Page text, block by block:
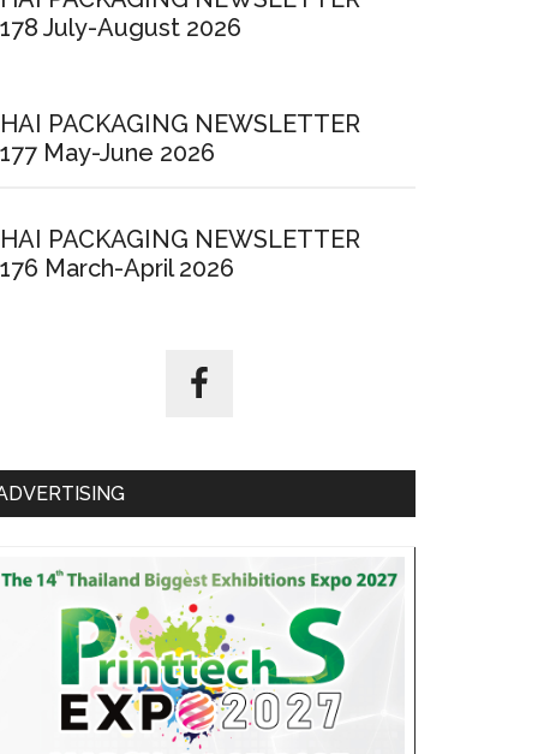
July-August 2026
PACKAGING NEWSLETTER
May-June 2026
PACKAGING NEWSLETTER
March-April 2026